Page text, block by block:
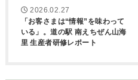
2026.02.27
「お客さまは“情報”を味わって
いる」。道の駅 南えちぜん山海
里 生産者研修レポート